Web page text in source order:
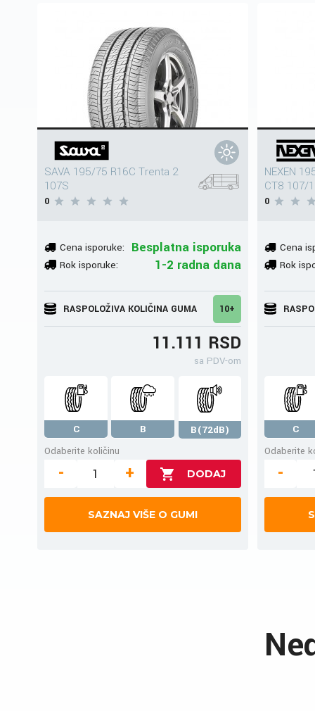
SAVA 195/75 R16C Trenta 2
107S
0
Cena isporuke: Besplatna isporuka
Rok isporuke: 1-2 radna dana
RASPOLOŽIVA KOLIČINA GUMA 10+
11.111 RSD
sa PDV-om
C B
B(72dB)
Odaberite količinu
- +
SAZNAJ VIŠE O GUMI
NEXEN
CT8 107/
0
Cena
Rok
C
Odaberite
-